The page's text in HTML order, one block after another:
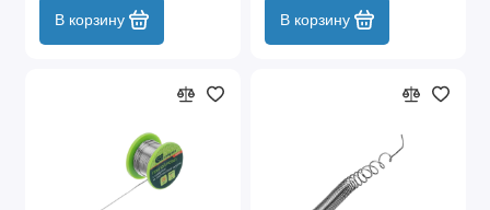
В корзину В корзину